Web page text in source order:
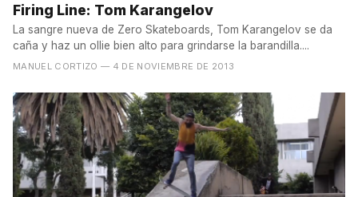
Firing Line: Tom Karangelov
La sangre nueva de Zero Skateboards, Tom Karangelov se da
caña y haz un ollie bien alto para grindarse la barandilla....
MANUEL CORTIZO — 4 DE NOVIEMBRE DE 2013